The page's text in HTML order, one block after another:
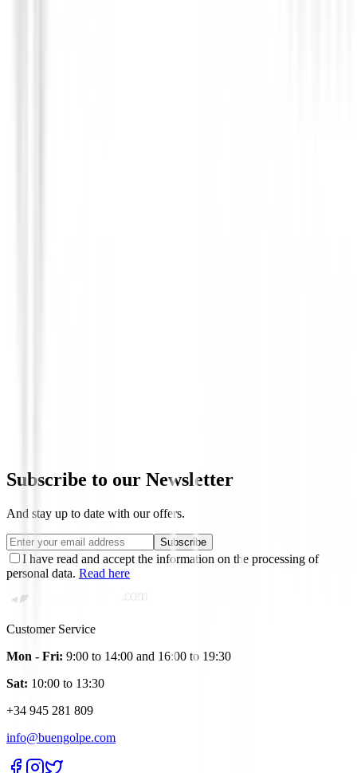
Subscribe to our Newsletter
And stay up to date with our offers.
Subscribe
I have read and accept the information on the processing of
personal data. Read here
Customer Service
Mon - Fri: 9:00 to 14:00 and 16:00 to 19:30
Sat: 10:00 to 13:30
+34 945 281 809
info@buengolpe.com